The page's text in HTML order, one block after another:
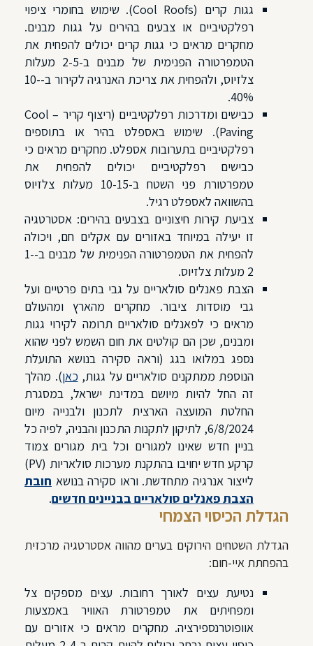
גגות קרים (Cool Roofs). שימוש בחומרי ציפוי
רפלקטיביים או צבעים בהירים על גגות מבנים.
מחקרים מראים כי גגות קרים יכולים להפחית את
הטמפרטורה הפנימית של מבנים ב-2-5 מעלות
צלזיוס, ולהפחית את צריכת האנרגיה לקירור ב-10-
40%.
כבישים ומדרכות רפלקטיביים (ריצוף קריר – Cool
Paving). שימוש באספלט בהיר או בתוספים
רפלקטיביים בתערובות אספלט. מחקרים מראים כי
כבישים רפלקטיביים יכולים להפחית את
טמפרטורת פני השטח ב-10-15 מעלות צלזיוס
בהשוואה לאספלט רגיל.
צביעת קירות חיצוניים בצבעים בהירים: אסטרטגיה
זו יעילה במיוחד באזורים עם אקלים חם, ויכולה
להפחית את הטמפרטורה הפנימית של מבנים ב-1-
2 מעלות צלזיוס.
הצבת פאנלים סולאריים על גבי בתים פרטיים ועל
גבי מוסדות ציבור. מחקרים מהארץ ומהעולם
מראים כי לפאנלים סולאריים תרומה לקירוי גגות
ומבנים, שכן הם קולטים את חום השמש לפני שהוא
נספג במלואו בגג (וראה סקירה בנושא התועלת
הנוספת ממתקנים סולאריים על גגות, כאן). מהלך
זה החל להיות מיושם במדינת ישראל, במסגרת
החלטת המועצה הארצית לתכנון ולבנייה מיום
6/8/2024, לתיקון לתקנות התכנון והבניה, לפיה כל
בניין חדש שאינו למגורים וכל בית מגורים צמוד
קרקע חדש יחויבו בהתקנת מערכות סולאריות (PV)
לייצור אנרגיה מתחדשת. וראו סקירה בנושא חובת
הצבת פאנלים סולאריים בבניינים חדשים.
הגדלת הכיסוי הצמחי
הגדלת השטחים הירוקים בערים מהווה אסטרטגיה מרכזית
בהפחתת איי-חום:
נטיעת עצים לאורך רחובות. עצים מספקים צל
ומפחיתים את טמפרטורת האוויר באמצעות
אוופוטרנספירציה. מחקרים מראים כי אזורים עם